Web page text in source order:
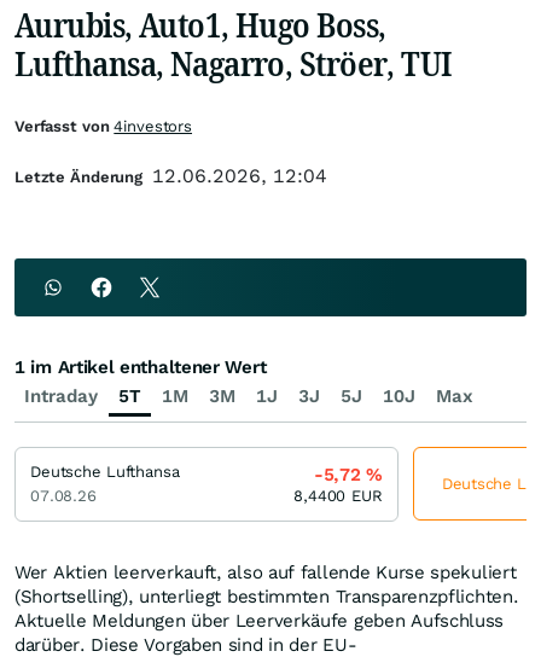
Aurubis, Auto1, Hugo Boss,
Lufthansa, Nagarro, Ströer, TUI
Wer Aktien leerverkauft, also auf fallende Kurse spekuliert
(Shortselling), unterliegt bestimmten Transparenzpflichten.
Aktuelle Meldungen über Leerverkäufe geben Aufschluss
darüber. Diese Vorgaben sind in der EU-
Verfasst von4investors
Letzte Änderung 12.06.2026, 12:04
Intraday 5T 1M 3M 1J 3J 5J 10J Max
1 im Artikel enthaltener Wert
Deutsche Lufthansa
07.08.26
-5,72%
8,4400 EUR
Deutsche